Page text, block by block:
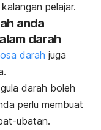
pelajar.
anda
darah
darah juga
darah boleh
perlu membuat
ubatan.